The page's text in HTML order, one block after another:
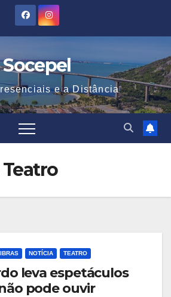
Socepel
e a Distância
Teatro
NOTÍCIA TEATRO
leva espetáculos
pode ouvir